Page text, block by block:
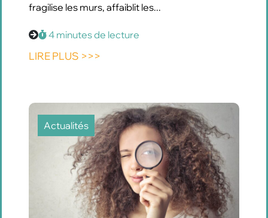
fragilise les murs, affaiblit les...
4 minutes de lecture
LIRE PLUS >>>
Actualités